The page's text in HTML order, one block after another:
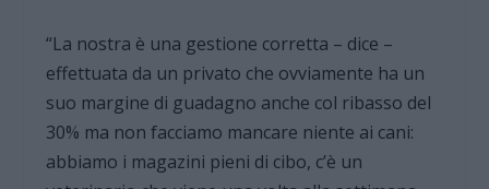
“La nostra è una gestione corretta – dice –
effettuata da un privato che ovviamente ha un
suo margine di guadagno anche col ribasso del
30% ma non facciamo mancare niente ai cani:
abbiamo i magazini pieni di cibo, c’è un